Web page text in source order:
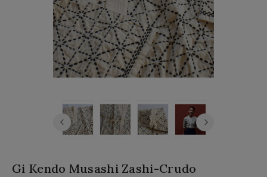
Gi Kendo Musashi Zashi-Crudo